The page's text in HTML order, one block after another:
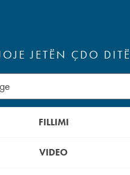
JETËN ÇDO DITË
FILLIMI
VIDEO